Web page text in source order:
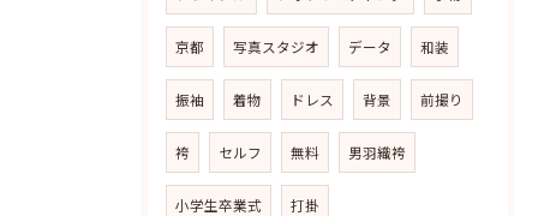
京都 写真スタジオ データ 和装
振袖 着物 ドレス 背景 前撮り
袴 セルフ 無料 男羽織袴
小学生卒業式 打掛